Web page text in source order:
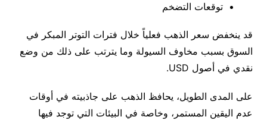
توقعات التضخم
قد ينخفض ​​سعر الذهب فعلياً خلال فترات التوتر المبكر في
السوق بسبب مخاوف السيولة وما يترتب على ذلك من وضع
نقدي في أصول USD.
على المدى الطويل، يحافظ الذهب على جاذبيته في أوقات
عدم اليقين المستمر، وخاصة في البيئات التي توجد فيها